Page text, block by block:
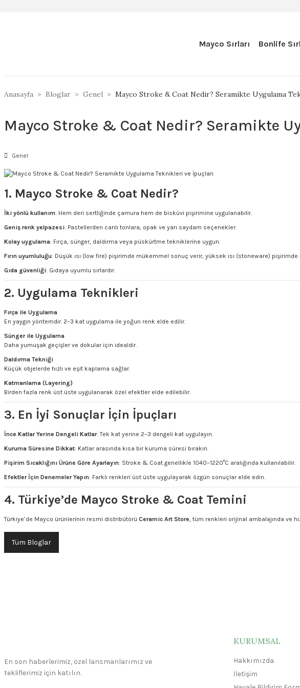
Mayco Sırları Bonlife
Anasayfa Bloglar Genel Mayco Stroke & Coat Nedir? Seramikte Uygulama
Mayco Stroke & Coat Nedir? Seramikte
Genel
1. Mayco Stroke & Coat Nedir?
İki yönlü kullanım: Hem deri sertliğinde çamura hem de bisküvi pişirimine uygulanabilir.
Geniş renk yelpazesi: Pastellerden canlı tonlara, opak ve yarı saydam seçenekler.
Kolay uygulama: Fırça, sünger, daldırma veya püskürtme tekniklerine uygun.
Fırın uyumluluğu: Düşük ısı (low fire) pişirimde mükemmel sonuç verir, yüksek ısı (stoneware) pişirimde
Gıda güvenliği: Gıdaya uyumlu sırlardır.
2. Uygulama Teknikleri
Fırça ile Uygulama
En yaygın yöntemdir. 2–3 kat uygulama ile yoğun renk elde edilir.
Sünger ile Uygulama
Daha yumuşak geçişler ve dokular için idealdir.
Daldırma Tekniği
Küçük objelerde hızlı ve eşit kaplama sağlar.
Katmanlama (Layering)
Birden fazla renk üst üste uygulanarak özel efektler elde edilebilir.
3. En İyi Sonuçlar İçin İpuçları
İnce Katlar Yerine Dengeli Katlar: Tek kat yerine 2–3 dengeli kat uygulayın.
Kuruma Süresine Dikkat: Katlar arasında kısa bir kuruma süresi bırakın.
Pişirim Sıcaklığını Ürüne Göre Ayarlayın: Stroke & Coat genellikle 1040–1220°C aralığında kullanılabilir.
Efektler İçin Denemeler Yapın: Farklı renkleri üst üste uygulayarak özgün sonuçlar elde edin.
4. Türkiye’de Mayco Stroke & Coat Temini
Türkiye’de Mayco ürünlerinin resmi distribütörü Ceramic Art Store, tüm renkleri orijinal ambalajında ve
Tüm Bloglar
En son haberlerimiz, özel lansmanlarımız ve
tekliflerimiz için katılın.
KURUMSAL
Hakkımızda
İletişim